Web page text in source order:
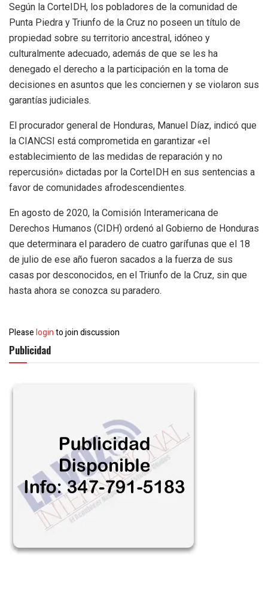
Según la CorteIDH, los pobladores de la comunidad de
Punta Piedra y Triunfo de la Cruz no poseen un título de
propiedad sobre su territorio ancestral, idóneo y
culturalmente adecuado, además de que se les ha
denegado el derecho a la participación en la toma de
decisiones en asuntos que les conciernen y se violaron sus
garantías judiciales.
El procurador general de Honduras, Manuel Díaz, indicó que
la CIANCSI está comprometida en garantizar «el
establecimiento de las medidas de reparación y no
repercusión» dictadas por la CorteIDH en sus sentencias a
favor de comunidades afrodescendientes.
En agosto de 2020, la Comisión Interamericana de
Derechos Humanos (CIDH) ordenó al Gobierno de Honduras
que determinara el paradero de cuatro garífunas que el 18
de julio de ese año fueron sacados a la fuerza de sus
casas por desconocidos, en el Triunfo de la Cruz, sin que
hasta ahora se conozca su paradero.
Pleaseloginto join discussion
Publicidad